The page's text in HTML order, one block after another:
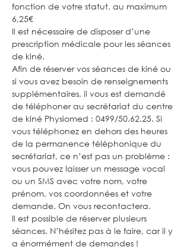
fonction de votre statut, au maximum
6,25€
Il est nécessaire de disposer d’une
prescription médicale pour les séances
de kiné.
Afin de réserver vos séances de kiné ou
si vous avez besoin de renseignements
supplémentaires, il vous est demandé
de téléphoner au secrétariat du centre
de kiné Physiomed : 0499/50.62.25. Si
vous téléphonez en dehors des heures
de la permanence téléphonique du
secrétariat, ce n’est pas un problème :
vous pouvez laisser un message vocal
ou un SMS avec votre nom, votre
prénom, vos coordonnées et votre
demande. On vous recontactera.
Il est possible de réserver plusieurs
séances. N’hésitez pas à le faire, car il y
a énormément de demandes !